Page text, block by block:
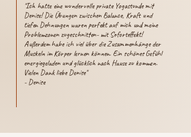
"Ich hatte eine wundervolle private Yogastunde mit
Denise! Die Übungen zwischen Balance, Kraft und
tiefen Dehnungen waren perfekt auf mich und meine
Problemzonen zugeschnitten- mit Soforteffekt!
Außerdem habe ich viel über die Zusammenhänge der
Muskeln im Körper lernen können. Ein schönes Gefühl
energiegeladen und glücklich nach Hause zu kommen.
Vielen Dank liebe Denise"
- Denise